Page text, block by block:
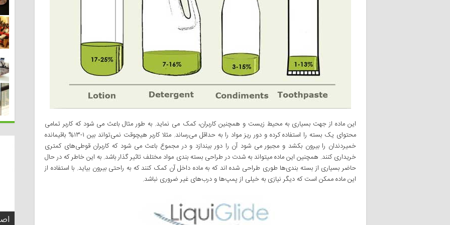
این ماده از جهت بسیاری به محیط زیست و همچنین کاربران، کمک می نماید. به طور مثال باعث می شود که کاربر تمامی‌
محتوای یک بسته را استفاده کرده و دور ریز مواد را به حداقل می‌رساند. مثلا کاربر هیچوقت نمی‌تواند بین ۱-۱۳% باقیمانده
خمیردندان را بیرون بکشد و مجبور می شود آن را دور بیندازد و در مجموع باعث می شود که کاربران قوطی‌های کمتری
خریداری کنند. همچنین این ماده میتواند به شدت در طراحی بسته بندی مواد مختلف تاثیر گذار باشد. به این خاطر که در حال
حاضر بسیاری از بسته بندی‌ها طوری طراحی شده اند که به ماده داخل آن کمک کنند که به راحتی‌ بیرون بیاید. با استفاده از
این ماده ممکن است که دیگر نیازی به خیلی‌ از پمپ‌ها و درب‌های غیر ضروری نباشد.